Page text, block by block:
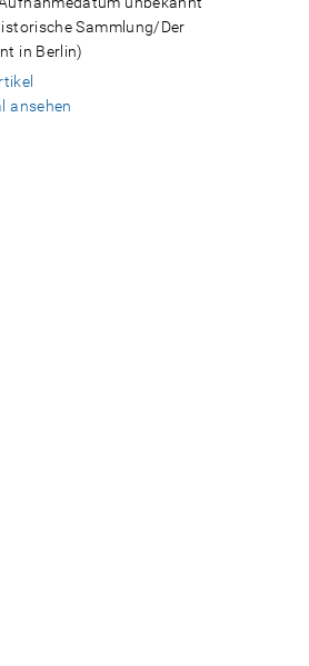
Sammlung/Der
in Berlin)
ansehen